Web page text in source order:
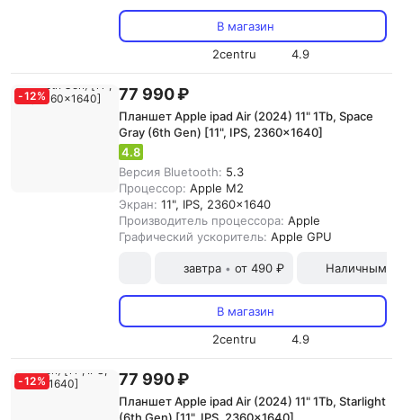
В магазин
2centru
4.9
-12% 77 990 ₽
Планшет Apple ipad Air (2024) 11" 1Tb, Space
Gray (6th Gen) [11", IPS, 2360x1640]
4.8
Версия Bluetooth: 5.3
Процессор: Apple M2
Экран: 11", IPS, 2360x1640
Производитель процессора: Apple
Графический ускоритель: Apple GPU
завтра • от 490 ₽ Наличными
В магазин
2centru
4.9
-12% 77 990 ₽
Планшет Apple ipad Air (2024) 11" 1Tb, Starlight